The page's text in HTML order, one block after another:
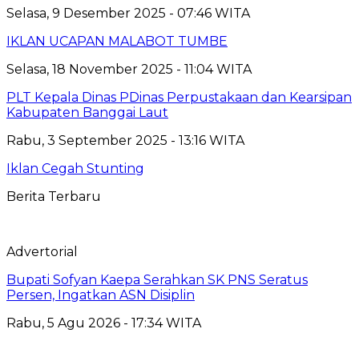
Selasa, 9 Desember 2025 - 07:46 WITA
IKLAN UCAPAN MALABOT TUMBE
Selasa, 18 November 2025 - 11:04 WITA
PLT Kepala Dinas PDinas Perpustakaan dan Kearsipan
Kabupaten Banggai Laut
Rabu, 3 September 2025 - 13:16 WITA
Iklan Cegah Stunting
Berita Terbaru
Advertorial
Bupati Sofyan Kaepa Serahkan SK PNS Seratus
Persen, Ingatkan ASN Disiplin
Rabu, 5 Agu 2026 - 17:34 WITA